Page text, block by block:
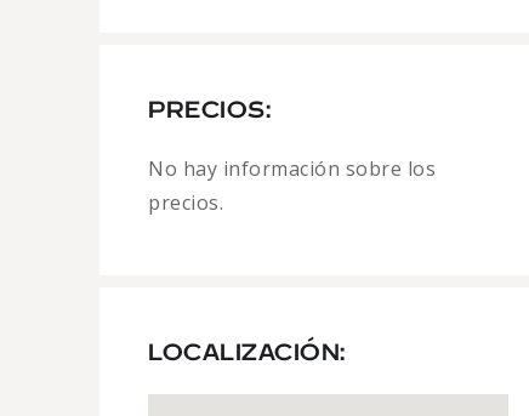
PRECIOS:
No hay información sobre los
precios.
LOCALIZACIÓN: